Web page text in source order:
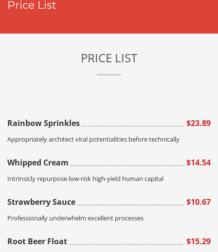
Price List
PRICE LIST
Rainbow Sprinkles $23.89
Appropriately architect viral potentialities before technically
Whipped Cream $14.54
Intrinsicly repurpose low-risk high-yield human capital
Strawberry Sauce $10.67
Professionally underwhelm excellent processes
Root Beer Float $15.29